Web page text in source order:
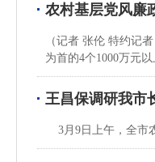
农村基层党风廉
（记者 张伦 特约记
为首的4个1000万元
王昌保调研我市
3月9日上午，全市